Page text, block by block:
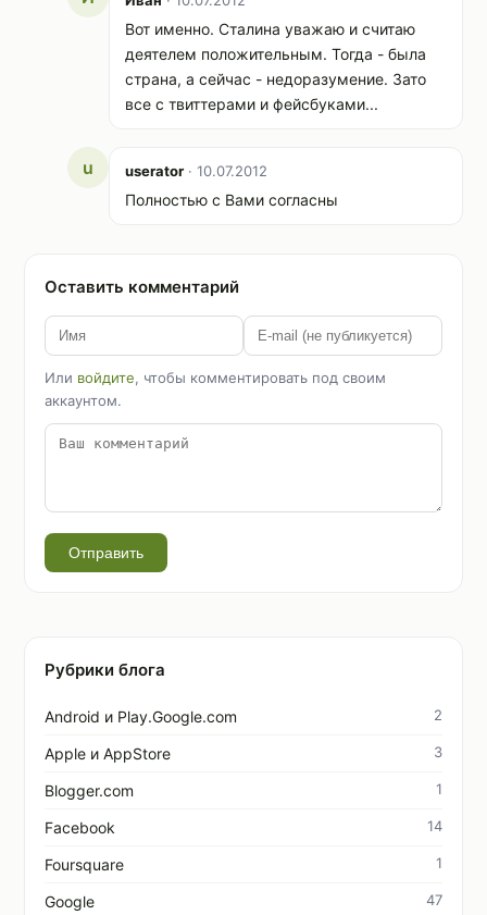
Вот именно. Сталина уважаю и считаю
деятелем положительным. Тогда - была
страна, а сейчас - недоразумение. Зато
все с твиттерами и фейсбуками...
u userator · 10.07.2012
Полностью с Вами согласны
Оставить комментарий
Или войдите, чтобы комментировать под своим
аккаунтом.
Отправить
Рубрики блога
Android и Play.Google.com 2
Apple и AppStore 3
Blogger.com 1
Facebook 14
Foursquare 1
Google 47